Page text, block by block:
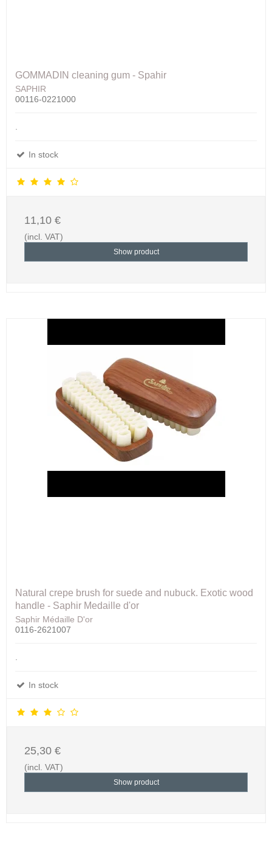
GOMMADIN cleaning gum - Spahir
SAPHIR
00116-0221000
In stock
11,10 €
(incl. VAT)
Show product
Natural crepe brush for suede and nubuck. Exotic wood
handle - Saphir Medaille d'or
Saphir Médaille D'or
0116-2621007
In stock
25,30 €
(incl. VAT)
Show product